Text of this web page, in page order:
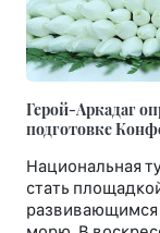
Герой-Аркадаг
подготовке
Национальная
стать